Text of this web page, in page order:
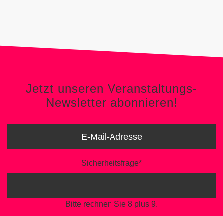
Jetzt unseren Veranstaltungs-
Newsletter abonnieren!
Sicherheitsfrage*
Bitte rechnen Sie 8 plus 9.